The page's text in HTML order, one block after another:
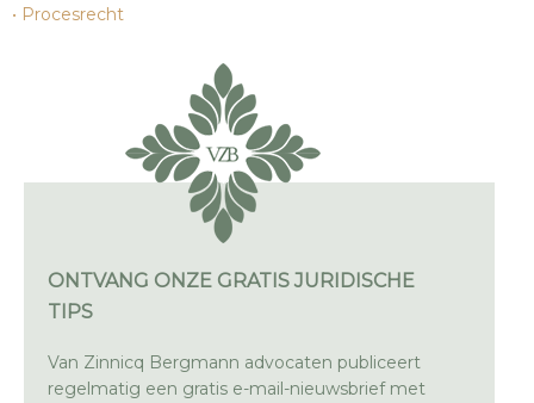
Procesrecht
ONTVANG ONZE GRATIS JURIDISCHE
TIPS
Van Zinnicq Bergmann advocaten publiceert
regelmatig een gratis e-mail-nieuwsbrief met